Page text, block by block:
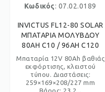
Κωδικός: 07.02.0189
INVICTUS FL12-80 SOLAR
ΜΠΑΤΑΡΙΑ ΜΟΛΥΒΔΟΥ
80AH C10 / 96AH C120
Μπαταρία 12V 80Ah βαθιάς
εκφόρτισης, κλειστού
τύπου. Διαστάσεις:
259×169×208/227 mm
Βάρος: 23,2...